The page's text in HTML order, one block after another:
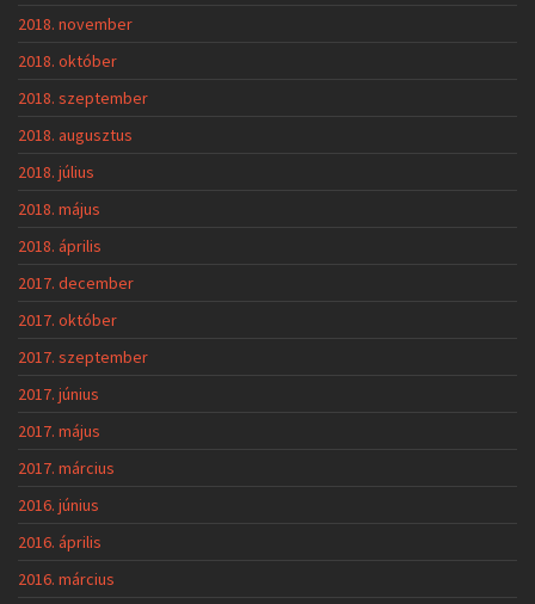
2018. november
2018. október
2018. szeptember
2018. augusztus
2018. július
2018. május
2018. április
2017. december
2017. október
2017. szeptember
2017. június
2017. május
2017. március
2016. június
2016. április
2016. március